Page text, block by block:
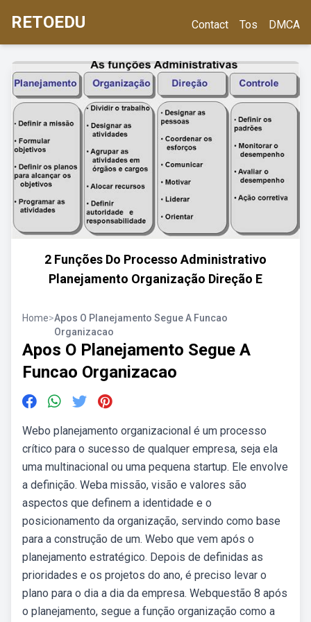
RETOEDU Contact Tos DMCA
2 Funções Do Processo Administrativo
Planejamento Organização Direção E
Home>Apos O Planejamento Segue A Funcao
Organizacao
Apos O Planejamento Segue A
Funcao Organizacao
Webo planejamento organizacional é um processo
crítico para o sucesso de qualquer empresa, seja ela
uma multinacional ou uma pequena startup. Ele envolve
a definição. Weba missão, visão e valores são
aspectos que definem a identidade e o
posicionamento da organização, servindo como base
para a construção de um. Webo que vem após o
planejamento estratégico. Depois de definidas as
prioridades e os projetos do ano, é preciso levar o
plano para o dia a dia da empresa. Webquestão 8 após
o planejamento, segue a função organização como a